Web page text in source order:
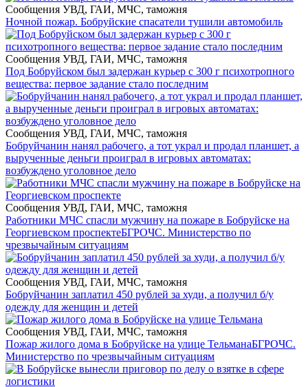
Сообщения УВД, ГАИ, МЧС, таможня
Ночной пожар. Бобруйские спасатели тушили автомобиль
Сообщения УВД, ГАИ, МЧС, таможня
Под Бобруйском был задержан курьер с 300 г психотропного
вещества: первое задание стало последним
Сообщения УВД, ГАИ, МЧС, таможня
Бобруйчанин нанял рабочего, а тот украл и продал планшет, а
вырученные деньги проиграл в игровых автоматах:
возбуждено уголовное дело
Сообщения УВД, ГАИ, МЧС, таможня
Работники МЧС спасли мужчину на пожаре в Бобруйске на
Георгиевском проспектеБГРОЧС. Министерство по
чрезвычайным ситуациям
Сообщения УВД, ГАИ, МЧС, таможня
Бобруйчанин заплатил 450 рублей за худи, а получил б/у
одежду для женщин и детей
Сообщения УВД, ГАИ, МЧС, таможня
Пожар жилого дома в Бобруйске на улице ТельманаБГРОЧС.
Министерство по чрезвычайным ситуациям